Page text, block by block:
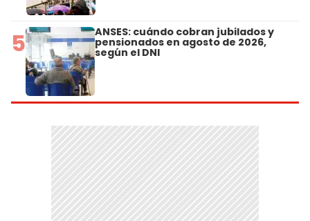
5 ANSES: cuándo cobran jubilados y
pensionados en agosto de 2026,
según el DNI